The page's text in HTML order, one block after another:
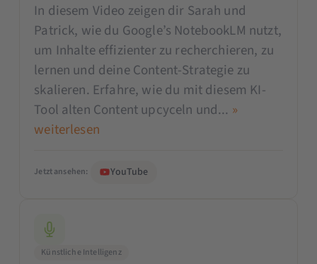
In diesem Video zeigen dir Sarah und
Patrick, wie du Google’s NotebookLM nutzt,
um Inhalte effizienter zu recherchieren, zu
lernen und deine Content-Strategie zu
skalieren. Erfahre, wie du mit diesem KI-
Tool alten Content upcyceln und... »
weiterlesen
Jetzt ansehen: YouTube
Künstliche Intelligenz